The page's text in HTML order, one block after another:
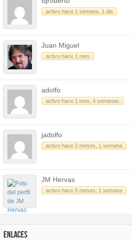
activo hace 1 semana, 1 dia
Juan Miguel
activo hace 1 mes
adolfo
activo hace 1 mes, 4 semanas
jadolfo
activo hace 2 meses, 1 semana
JM Hervas
activo hace 5 meses, 1 semana
ENLACES